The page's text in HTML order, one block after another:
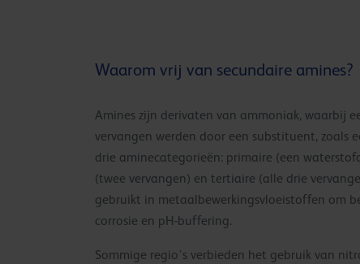
Waarom vrij van secundaire amines?
Amines zijn derivaten van ammoniak, waarbij
vervangen werden door een substituent, zoals
drie aminecategorieën: primaire (een
(twee vervangen) en tertiaire (alle drie
gebruikt in metaalbewerkingsvloeistoffen om
corrosie en pH-buffering.
Sommige regio’s verbieden het gebruik van